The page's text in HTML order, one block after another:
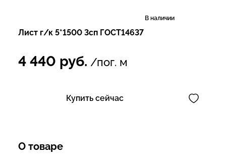
В наличии
Лист г/к 5*1500 3сп ГОСТ14637
4 440 руб. /пог. м
Купить сейчас
О товаре